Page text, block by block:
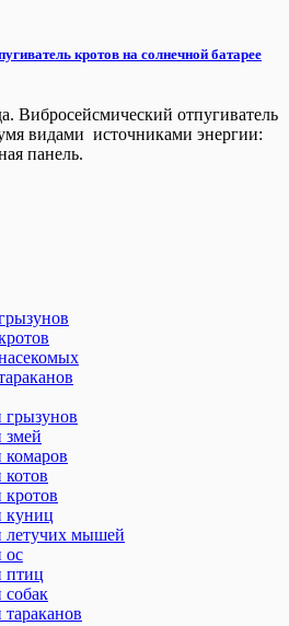
кротов на солнечной батарее
Вибросейсмический отпугиватель
видами источниками энергии:
панель.
грызунов
змей
комаров
кротов
куниц
летучих мышей
ос
птиц
собак